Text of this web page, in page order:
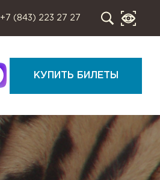
+7 (843) 223 27 27
КУПИТЬ БИЛЕТЫ